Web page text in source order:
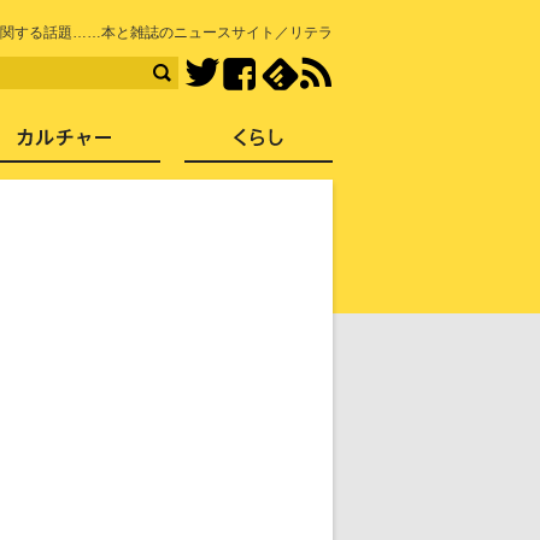
する話題……本と雑誌のニュースサイト／リテラ
TwitterFacebook
社会